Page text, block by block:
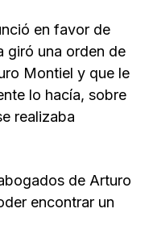
en favor de
giró una orden de
Montiel y que le
lo hacía, sobre
realizaba
de Arturo
encontrar un